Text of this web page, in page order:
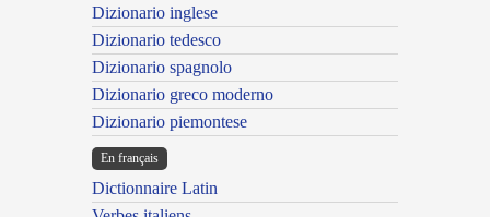
Dizionario inglese
Dizionario tedesco
Dizionario spagnolo
Dizionario greco moderno
Dizionario piemontese
En français
Dictionnaire Latin